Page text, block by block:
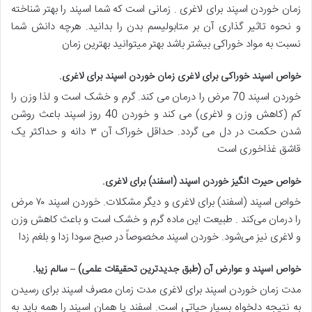
زمان خوردن اسپند برای لاغری . زمانی است که شما اسپند را بهتر شناخته
و نحوه تاثیر گذاری آن بر متابولیسم بدن را بدانید. هرچه دانش شما
نسبت به مواد خوراکی بیشتر باشد بهتر میتوانید بهترین زمان
خواص اسپند خوراکی برای لاغری زمان خوردن اسپند برای لاغری.
خوردن اسپند 70 مرض را درمان می کند. گرم و خشک است و لذا وزن را
کم (کاهش وزن و لاغری) می کند و خوردن 40 روز اسپند باعث روشن
شدن حکمت در دل می گردد. حداقل خوراک آن ۳ دانه و حداکثر یک
قاشق غذاخوری است
خواص حیرت انگیز خوردن اسپند (اسفند) برای لاغری.
خواص اسپند (اسفند) برای لاغری و دیگر مشکلات. خوردن اسپند ۷۰ مرض
را درمان می‌کند . طبیعت این ماده گرم و خشک است و باعث کاهش وزن
و لاغری نیز می‌شود. خوردن اسپند مخصوصاً در صبح سودا زدا و بلغم زدا
خواص اسپند و عوارض آن (طبق جدیدترین تحقیقات علمی) – سالم زیبا.
مدت زمان خوردن اسپند برای لاغری مدت زمان مصرف اسپند برای رسیدن
به نتیجه دلخواه بسیار حیاتی است. اسفند یا همان اسپند را همه باید به